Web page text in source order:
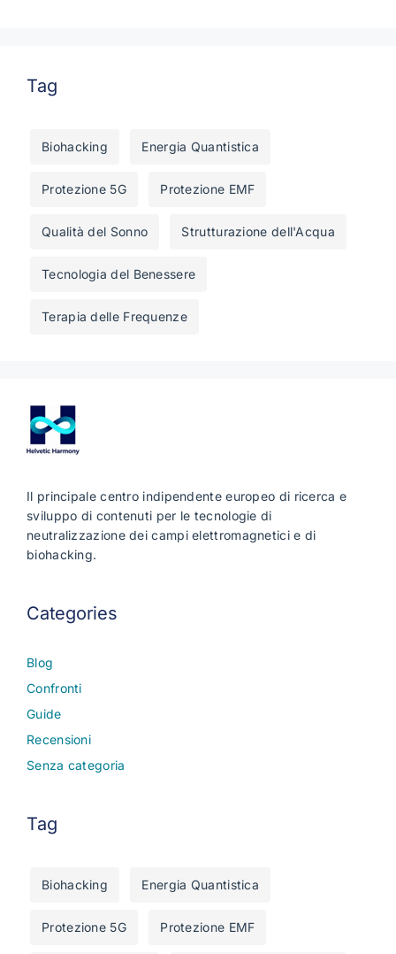
Tag
Biohacking Energia Quantistica
Protezione 5G Protezione EMF
Qualità del Sonno Strutturazione dell'Acqua
Tecnologia del Benessere
Terapia delle Frequenze
Il principale centro indipendente europeo di ricerca e
sviluppo di contenuti per le tecnologie di
neutralizzazione dei campi elettromagnetici e di
biohacking.
Categories
Blog
Confronti
Guide
Recensioni
Senza categoria
Tag
Biohacking Energia Quantistica
Protezione 5G Protezione EMF